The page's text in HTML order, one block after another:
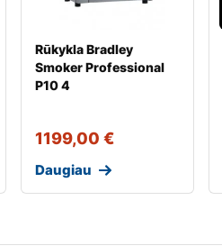
Rūkykla Bradley
Smoker Professional
P10 4
1199,00 €
Daugiau